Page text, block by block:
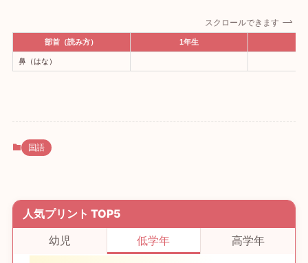
スクロールできます
部首（読み方） 1年生
鼻（はな）
国語
人気プリント TOP5
幼児
低学年 高学年